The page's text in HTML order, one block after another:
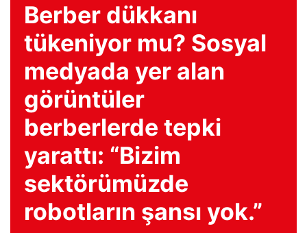
Berber dükkanı
tükeniyor mu? Sosyal
medyada yer alan
görüntüler
berberlerde tepki
yarattı: “Bizim
sektörümüzde
robotların şansı yok.”